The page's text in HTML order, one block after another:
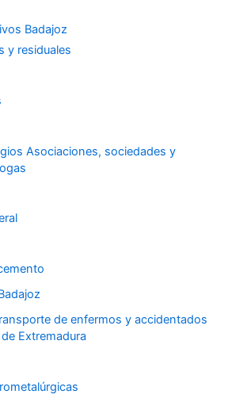
Badajoz
y residuales
Asociaciones, sociedades y
de enfermos y accidentados
Extremadura